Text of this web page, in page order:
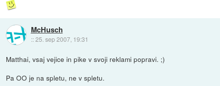
McHusch
::25. sep 2007, 19:31
Matthai, vsaj vejice in pike v svoji reklami popravi. ;)
Pa OO je na spletu, ne v spletu.